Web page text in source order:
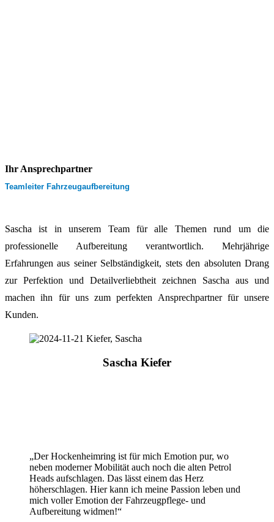
Ihr Ansprechpartner
Teamleiter Fahrzeugaufbereitung
Sascha ist in unserem Team für alle Themen rund um die
professionelle Aufbereitung verantwortlich. Mehrjährige
Erfahrungen aus seiner Selbständigkeit, stets den absoluten Drang
zur Perfektion und Detailverliebtheit zeichnen Sascha aus und
machen ihn für uns zum perfekten Ansprechpartner für unsere
Kunden.
Sascha Kiefer
„Der Hockenheimring ist für mich Emotion pur, wo
neben moderner Mobilität auch noch die alten Petrol
Heads aufschlagen. Das lässt einem das Herz
höherschlagen. Hier kann ich meine Passion leben und
mich voller Emotion der Fahrzeugpflege- und
Aufbereitung widmen!“